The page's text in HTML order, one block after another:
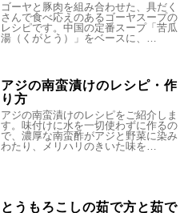
ゴーヤと豚肉を組み合わせた、具だく
さんで食べ応えのあるゴーヤスープの
レシピです。中国の定番スープ「苦瓜
湯（くがとう）」をベースに、…
アジの南蛮漬けのレシピ・作
り方
アジの南蛮漬けのレシピをご紹介しま
す。味付けに水を一切使わずに作るの
で、濃厚な南蛮酢がアジと野菜に染み
わたり、メリハリのきいた味を…
とうもろこしの茹で方と茹で